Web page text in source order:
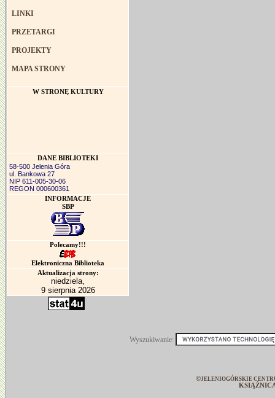
LINKI
PRZETARGI
PROJEKTY
MAPA STRONY
W STRONĘ KULTURY
DANE BIBLIOTEKI
58-500 Jelenia Góra
ul. Bankowa 27
NIP 611-005-30-06
REGON 000600361
INFORMACJE
SBP
Polecamy!!!
Elektroniczna Biblioteka
Aktualizacja strony:
niedziela,
9 sierpnia 2026
Wyszukiwanie:
©JELENIOGÓRSKIE